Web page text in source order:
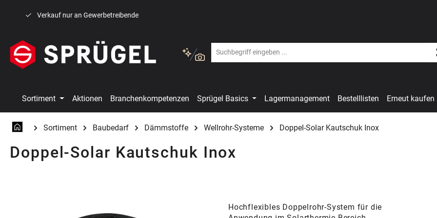
Verkauf nur an Gewerbetreibende
Sortiment Aktionen Branchenkompetenzen Sprügel Basics Lagermanagement Bestelllisten Erneut kaufen
Sortiment Baubedarf Dämmstoffe Wellrohr-Systeme Doppel-Solar Kautschuk Inox
Doppel-Solar Kautschuk Inox
Hochflexibles Doppelrohr-System für die